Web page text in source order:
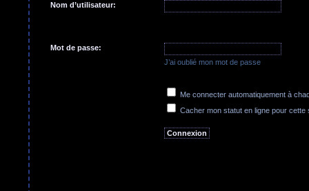
Nom d’utilisateur:
Mot de passe:
J’ai oublié mon mot de passe
Me connecter automatiquement à
Cacher mon statut en ligne pour cette